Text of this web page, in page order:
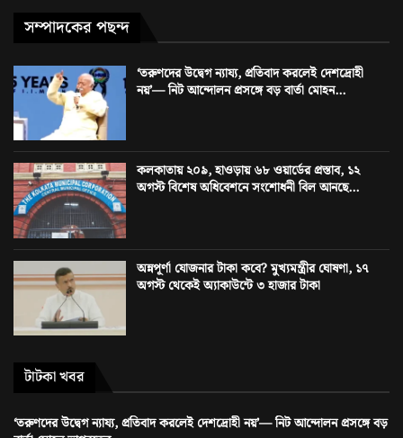
সম্পাদকের পছন্দ
‘তরুণদের উদ্বেগ ন্যায্য, প্রতিবাদ করলেই দেশদ্রোহী
নয়’— নিট আন্দোলন প্রসঙ্গে বড় বার্তা মোহন...
কলকাতায় ২০৯, হাওড়ায় ৬৮ ওয়ার্ডের প্রস্তাব, ১২
অগস্ট বিশেষ অধিবেশনে সংশোধনী বিল আনছে...
অন্নপূর্ণা যোজনার টাকা কবে? মুখ্যমন্ত্রীর ঘোষণা, ১৭
অগস্ট থেকেই অ্যাকাউন্টে ৩ হাজার টাকা
টাটকা খবর
‘তরুণদের উদ্বেগ ন্যায্য, প্রতিবাদ করলেই দেশদ্রোহী নয়’— নিট আন্দোলন প্রসঙ্গে বড়